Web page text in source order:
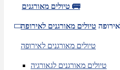
טיולים מאורגנים 🚌
טיולים מאורגנים לאירופה
טיולים מאורגנים לאירופה
טיולים מאורגנים לגאורגיה